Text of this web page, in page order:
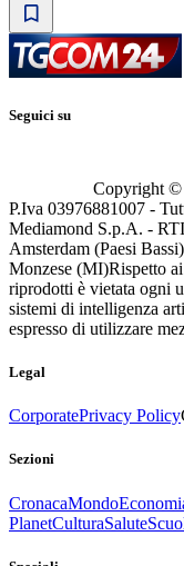
Seguici su
Copyright ©
P.Iva 03976881007 -
Mediamond S.p.A. -
Amsterdam (Paesi
Monzese (MI)Rispetto
riprodotti è vietata ogni
sistemi di intelligenza
espresso di utilizzare
Legal
CorporatePrivacy Policy
Sezioni
CronacaMondo
PlanetCulturaSalute